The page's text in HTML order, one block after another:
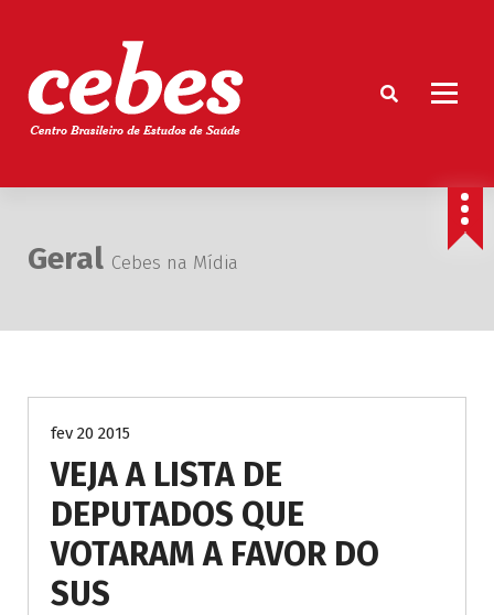
t
Geral Cebes na Mídia
fev 20 2015
VEJA A LISTA DE
DEPUTADOS QUE
VOTARAM A FAVOR DO
SUS